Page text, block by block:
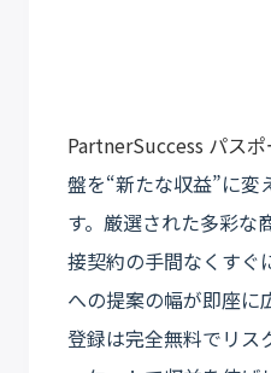
PartnerSuccess パスポ
盤を“新たな収益”に変
す。厳選された多彩な
接契約の手間なくすぐ
への提案の幅が即座に
登録は完全無料でリス